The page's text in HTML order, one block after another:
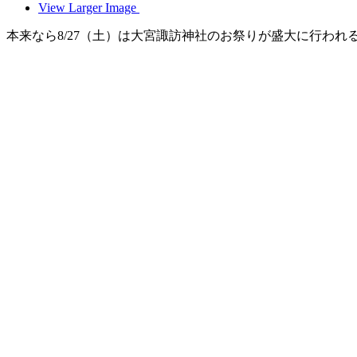
View Larger Image
本来なら8/27（土）は大宮諏訪神社のお祭りが盛大に行われ